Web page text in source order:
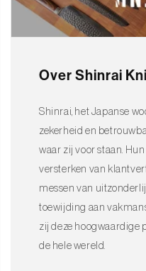
Snijoppervlak: Gebruik
het lemmet te beschermen
Een stijlvol en functioneel
van Shinrai Knives is het
veelzijdigheid en design.
kookliefhebber, of als
keukenuitrusting.
Over Shinrai
Shinrai, het Japanse
zekerheid en
waar zij voor staan.
versterken van
messen van
toewijding aan
zij deze hoogwaardige
de hele wereld.